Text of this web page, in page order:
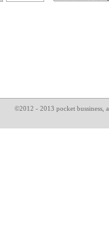
©2012 - 2013 pocket bussiness,